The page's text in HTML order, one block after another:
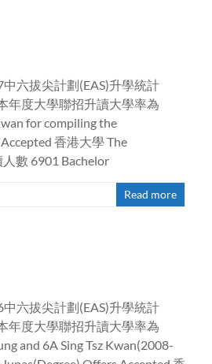
六拔尖計劃(EAS)升學統計
年度大學聯招升讀大學率為
for compiling the
香港大學 The
數 6901 Bachelor
Read more
六拔尖計劃(EAS)升學統計
年度大學聯招升讀大學率為
and 6A Sing Tsz Kwan(2008-